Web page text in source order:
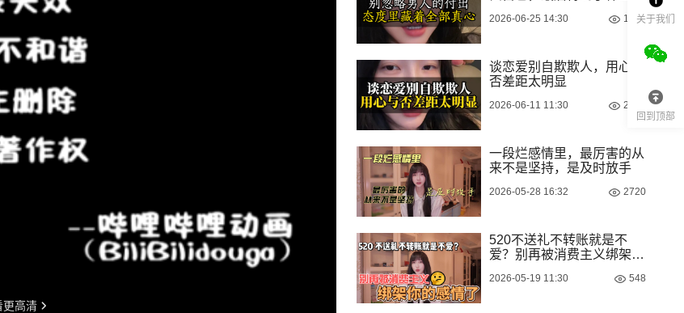
2026-06-25 14:30 1490
谈恋爱别自欺欺人，用心与
否差距太明显
2026-06-11 11:30 2739
一段烂感情里，最厉害的从
来不是坚持，是及时放手
2026-05-28 16:32 2720
520不送礼不转账就是不
爱？别再被消费主义绑架你
2026-05-19 11:30 548
关于我们
回到顶部